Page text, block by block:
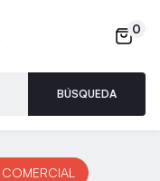
0
BÚSQUEDA